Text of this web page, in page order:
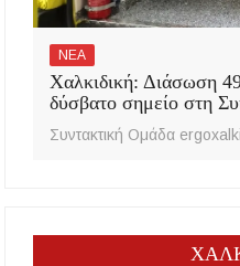
ΝΕΑ
Χαλκιδική: Διάσωση
δύσβατο σημείο στη
Συντακτική Ομάδα